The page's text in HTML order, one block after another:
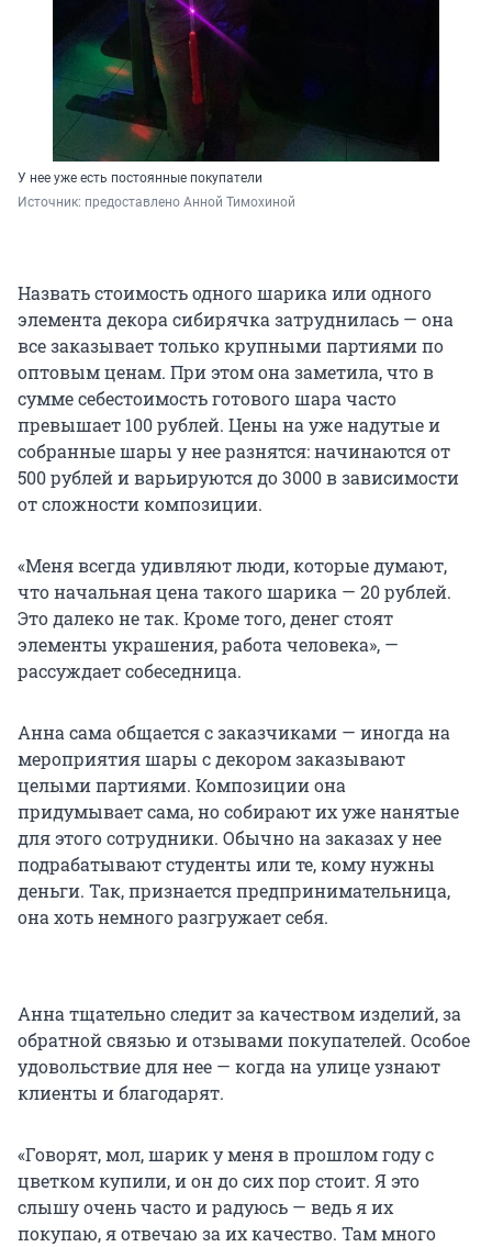
У нее уже есть постоянные покупатели
Источник: предоставлено Анной Тимохиной
Назвать стоимость одного шарика или одного
элемента декора сибирячка затруднилась — она
все заказывает только крупными партиями по
оптовым ценам. При этом она заметила, что в
сумме себестоимость готового шара часто
превышает 100 рублей. Цены на уже надутые и
собранные шары у нее разнятся: начинаются от
500 рублей и варьируются до 3000 в зависимости
от сложности композиции.
«Меня всегда удивляют люди, которые думают,
что начальная цена такого шарика — 20 рублей.
Это далеко не так. Кроме того, денег стоят
элементы украшения, работа человека», —
рассуждает собеседница.
Анна сама общается с заказчиками — иногда на
мероприятия шары с декором заказывают
целыми партиями. Композиции она
придумывает сама, но собирают их уже нанятые
для этого сотрудники. Обычно на заказах у нее
подрабатывают студенты или те, кому нужны
деньги. Так, признается предпринимательница,
она хоть немного разгружает себя.
Анна тщательно следит за качеством изделий, за
обратной связью и отзывами покупателей. Особое
удовольствие для нее — когда на улице узнают
клиенты и благодарят.
«Говорят, мол, шарик у меня в прошлом году с
цветком купили, и он до сих пор стоит. Я это
слышу очень часто и радуюсь — ведь я их
покупаю, я отвечаю за их качество. Там много